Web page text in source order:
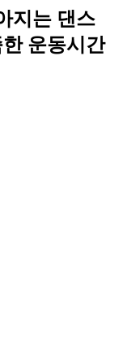
지는 댄스
운동시간